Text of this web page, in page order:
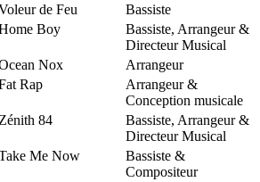
de Feu
Bassiste
Boy
Bassiste, Arrangeur &
Directeur Musical
Nox
Arrangeur
Rap
Arrangeur &
Conception musicale
Zénith 84
Bassiste, Arrangeur &
Directeur Musical
Me Now
Bassiste &
Compositeur